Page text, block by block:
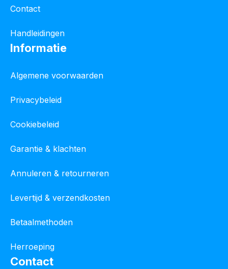
Contact
Handleidingen
Informatie
Algemene voorwaarden
Privacybeleid
Cookiebeleid
Garantie & klachten
Annuleren & retourneren
Levertijd & verzendkosten
Betaalmethoden
Herroeping
Contact